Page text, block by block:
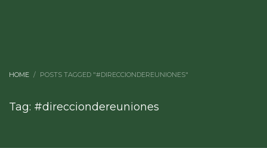
HOME POSTS TAGGED "#DIRECCIONDEREUNIONES"
Tag: #direcciondereuniones